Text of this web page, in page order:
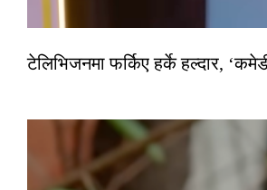
टेलिभिजनमा फर्किए हर्के हल्दार,